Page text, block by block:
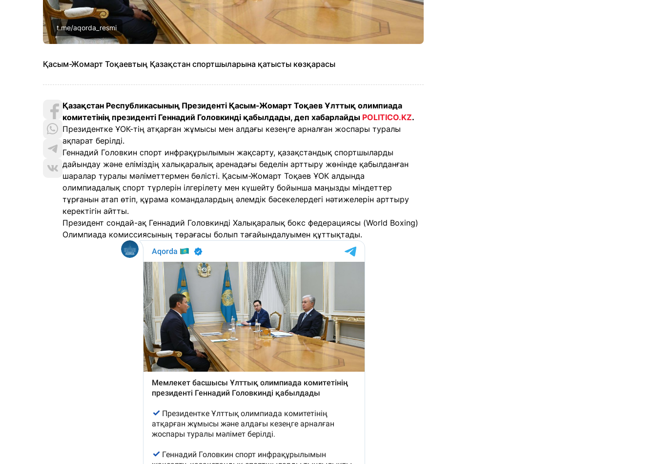
t.me/aqorda_resmi
Қасым-Жомарт Тоқаевтың Қазақстан спортшыларына қатысты көзқарасы
Қазақстан Республикасының Президенті Қасым-Жомарт Тоқаев Ұлттық олимпиада
комитетінің президенті Геннадий Головкинді қабылдады, деп хабарлайды POLITICO.KZ.
Президентке ҰОК-тің атқарған жұмысы мен алдағы кезеңге арналған жоспары туралы
ақпарат берілді.
Геннадий Головкин спорт инфрақұрылымын жақсарту, қазақстандық спортшыларды
дайындау және еліміздің халықаралық аренадағы беделін арттыру жөнінде қабылданған
шаралар туралы мәліметтермен бөлісті. Қасым-Жомарт Тоқаев ҰОК алдында
олимпиадалық спорт түрлерін ілгерілету мен күшейту бойынша маңызды міндеттер
тұрғанын атап өтіп, құрама командалардың әлемдік бәсекелердегі нәтижелерін арттыру
керектігін айтты.
Президент сондай-ақ Геннадий Головкинді Халықаралық бокс федерациясы (World Boxing)
Олимпиада комиссиясының төрағасы болып тағайындалуымен құттықтады.